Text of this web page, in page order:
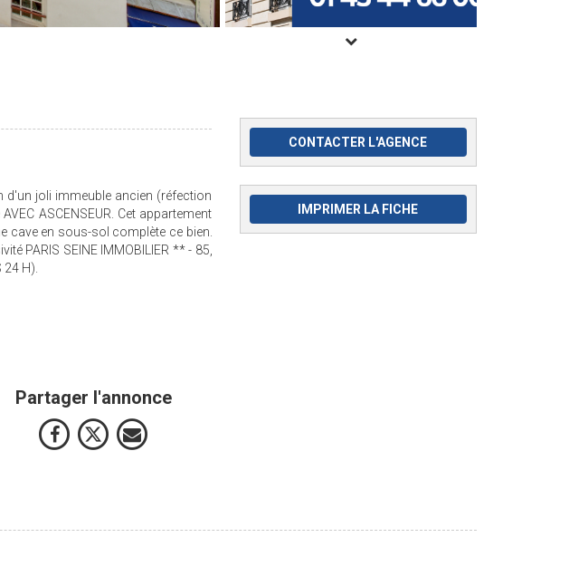
d'un joli immeuble ancien (réfection
ASCENSEUR. Cet appartement
cave en sous-sol complète ce bien.
PARIS SEINE IMMOBILIER ** - 85,
24 H).
Partager l'annonce
CONTACTER L'AGENCE
IMPRIMER LA FICHE